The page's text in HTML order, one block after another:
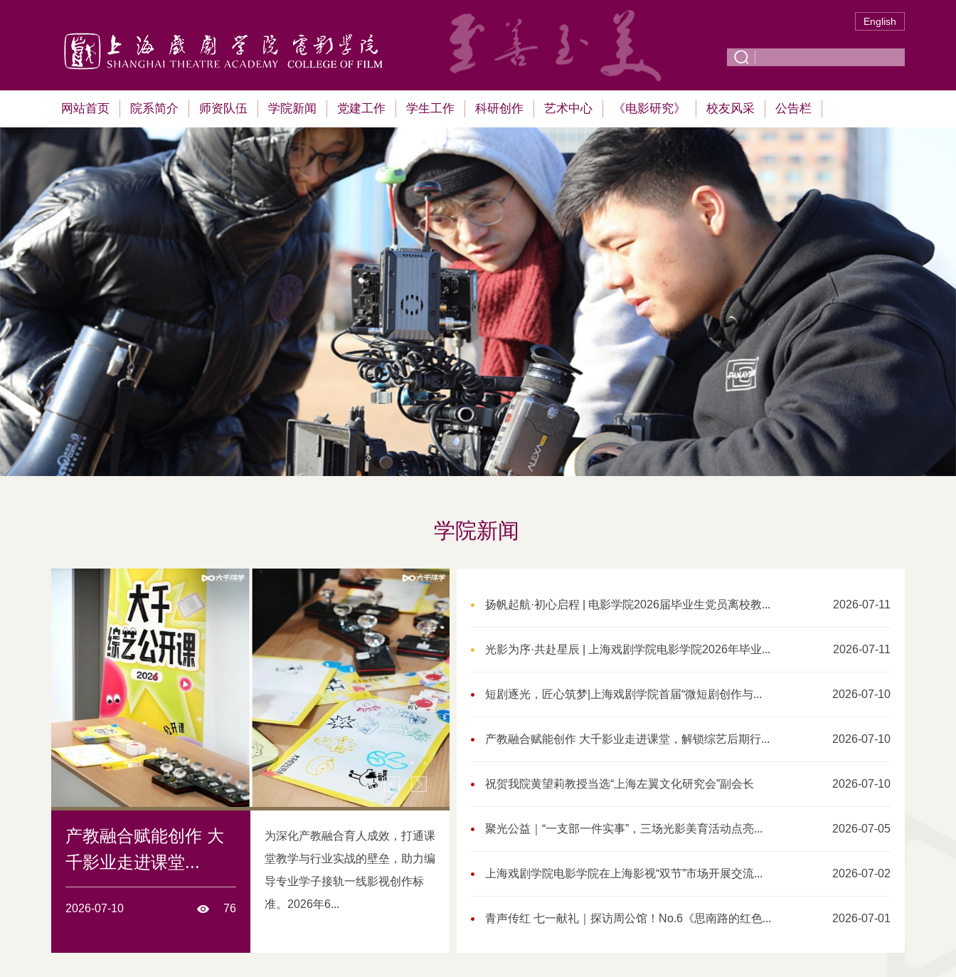
English
网站首页 院系简介 师资队伍 学院新闻 党建工作 学生工作 科研创作 艺术中心 《电影研究》 校友风采 公告栏
学院新闻
产教融合赋能创作 大
千影业走进课堂...
2026-07-10 76
为深化产教融合育人成效，打通课
堂教学与行业实战的壁垒，助力编
导专业学子接轨一线影视创作标
准。2026年6...
祝贺我院黄望莉教授当
6月28日上午，上海市左翼文化研
次会员大会在上海交通大学闵行校
扬帆起航·
扬帆起航·初心启程 | 电影学院2026届毕业生党员离校教... 2026-07-11
光影为序·共赴星辰 | 上海戏剧学院电影学院2026年毕业... 2026-07-11
短剧逐光，匠心筑梦|上海戏剧学院首届“微短剧创作与... 2026-07-10
产教融合赋能创作 大千影业走进课堂，解锁综艺后期行... 2026-07-10
祝贺我院黄望莉教授当选“上海左翼文化研究会”副会长 2026-07-10
聚光公益｜“一支部一件实事”，三场光影美育活动点亮... 2026-07-05
上海戏剧学院电影学院在上海影视“双节”市场开展交流... 2026-07-02
青声传红 七一献礼｜探访周公馆！No.6《思南路的红色... 2026-07-01